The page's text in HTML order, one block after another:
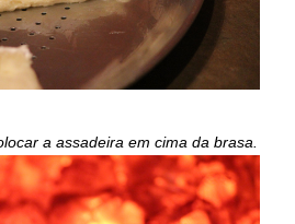
a assadeira em cima da brasa.